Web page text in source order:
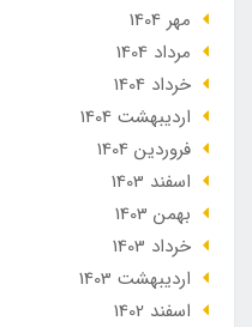
مهر 1404
مرداد 1404
خرداد 1404
ارديبهشت 1404
فروردین 1404
اسفند 1403
بهمن 1403
خرداد 1403
ارديبهشت 1403
اسفند 1402